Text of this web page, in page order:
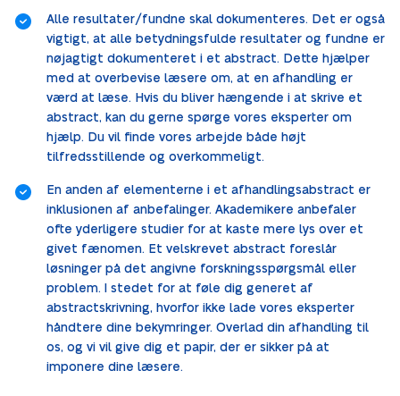
Alle resultater/fundne skal dokumenteres. Det er også
vigtigt, at alle betydningsfulde resultater og fundne er
nøjagtigt dokumenteret i et abstract. Dette hjælper
med at overbevise læsere om, at en afhandling er
værd at læse. Hvis du bliver hængende i at skrive et
abstract, kan du gerne spørge vores eksperter om
hjælp. Du vil finde vores arbejde både højt
tilfredsstillende og overkommeligt.
En anden af elementerne i et afhandlingsabstract er
inklusionen af anbefalinger. Akademikere anbefaler
ofte yderligere studier for at kaste mere lys over et
givet fænomen. Et velskrevet abstract foreslår
løsninger på det angivne forskningsspørgsmål eller
problem. I stedet for at føle dig generet af
abstractskrivning, hvorfor ikke lade vores eksperter
håndtere dine bekymringer. Overlad din afhandling til
os, og vi vil give dig et papir, der er sikker på at
imponere dine læsere.